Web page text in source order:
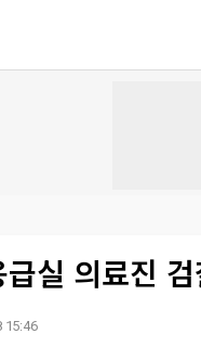
실 의료진
15:46